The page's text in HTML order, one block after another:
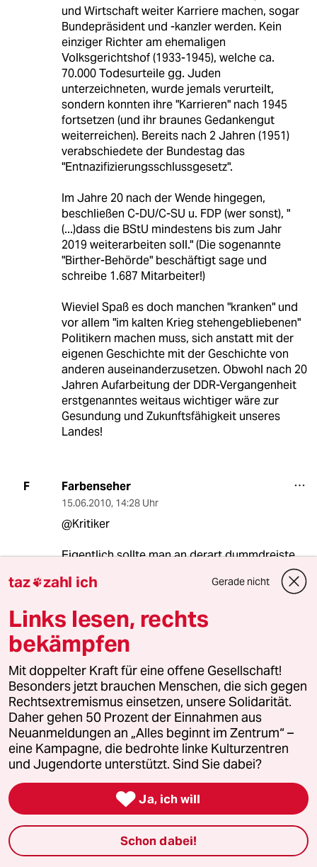
und Wirtschaft weiter Karriere machen, sogar
Bundepräsident und -kanzler werden. Kein
einziger Richter am ehemaligen
Volksgerichtshof (1933-1945), welche ca.
70.000 Todesurteile gg. Juden
unterzeichneten, wurde jemals verurteilt,
sondern konnten ihre "Karrieren" nach 1945
fortsetzen (und ihr braunes Gedankengut
weiterreichen). Bereits nach 2 Jahren (1951)
verabschiedete der Bundestag das
"Entnazifizierungsschlussgesetz".
Im Jahre 20 nach der Wende hingegen,
beschließen C-DU/C-SU u. FDP (wer sonst), "
(...)dass die BStU mindestens bis zum Jahr
2019 weiterarbeiten soll." (Die sogenannte
"Birther-Behörde" beschäftigt sage und
schreibe 1.687 Mitarbeiter!)
Wieviel Spaß es doch manchen "kranken" und
vor allem "im kalten Krieg stehengebliebenen"
Politikern machen muss, sich anstatt mit der
eigenen Geschichte mit der Geschichte von
anderen auseinanderzusetzen. Obwohl nach 20
Jahren Aufarbeitung der DDR-Vergangenheit
erstgenanntes weitaus wichtiger wäre zur
Gesundung und Zukunftsfähigkeit unseres
Landes!
F Farbenseher
15.06.2010, 14:28 Uhr
@Kritiker
Eigentlich sollte man an derart dummdreiste
Entgleisungen keine Energie verschwenden.
Aber da ich nicht möchte, dass Sie mit ihrer
Versatzstücken zusammengebastelten
Demagogie Umweltverschmutzung betreiben:
Gysi hat als Anwalt Ausreisewillige vertreten
und dafür gesorgt, dass sie Ausreisen konnten,
ohne in Konflikt mit den Staatsorganen zu
geraten.
Gysi hat für diese Tatsache offensichtlich jede
Menge Zeugen, denn ein hanseatisches Gericht
hat einem großen, deutschen, ehemaligen
Nachrichtenmagazin derartige Diffamierungen
Gysis untersagt.
Und noch etwas: Dass Jeder, der auch nur
irgendwie mit der Stasi in Kontakt kam (Dem
taz zahl ich Gerade nicht
Links lesen, rechts
bekämpfen
Mit doppelter Kraft für eine offene Gesellschaft!
Besonders jetzt brauchen Menschen, die sich gegen
Rechtsextremismus einsetzen, unsere Solidarität.
Daher gehen 50 Prozent der Einnahmen aus
Neuanmeldungen an „Alles beginnt im Zentrum“ –
eine Kampagne, die bedrohte linke Kulturzentren
und Jugendorte unterstützt. Sind Sie dabei?
 Ja, ich will
Schon dabei!